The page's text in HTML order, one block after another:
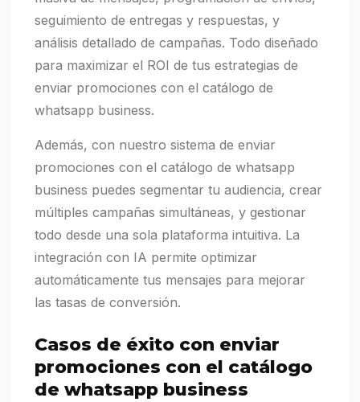
seguimiento de entregas y respuestas, y
análisis detallado de campañas. Todo diseñado
para maximizar el ROI de tus estrategias de
enviar promociones con el catálogo de
whatsapp business.
Además, con nuestro sistema de enviar
promociones con el catálogo de whatsapp
business puedes segmentar tu audiencia, crear
múltiples campañas simultáneas, y gestionar
todo desde una sola plataforma intuitiva. La
integración con IA permite optimizar
automáticamente tus mensajes para mejorar
las tasas de conversión.
Casos de éxito con enviar
promociones con el catálogo
de whatsapp business